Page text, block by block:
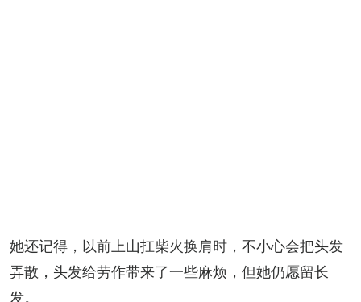
她还记得，以前上山扛柴火换肩时，不小心会把头发
弄散，头发给劳作带来了一些麻烦，但她仍愿留长
发。